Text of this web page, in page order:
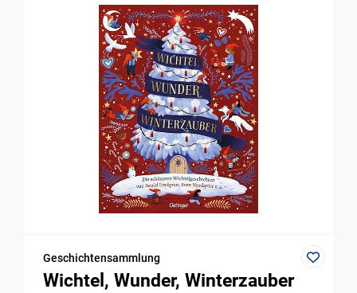
Geschichtensammlung
Wichtel, Wunder, Winterzauber